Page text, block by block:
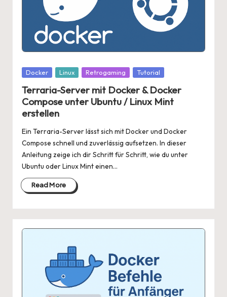
Posted
Docker Linux Retrogaming Tutorial
Terraria-Server mit Docker & Docker
Compose unter Ubuntu / Linux Mint
erstellen
Ein Terraria-Server lässt sich mit Docker und Docker
Compose schnell und zuverlässig aufsetzen. In dieser
Anleitung zeige ich dir Schritt für Schritt, wie du unter
Ubuntu oder Linux Mint einen…
Read More